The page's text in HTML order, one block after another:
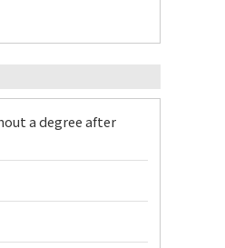
a degree after